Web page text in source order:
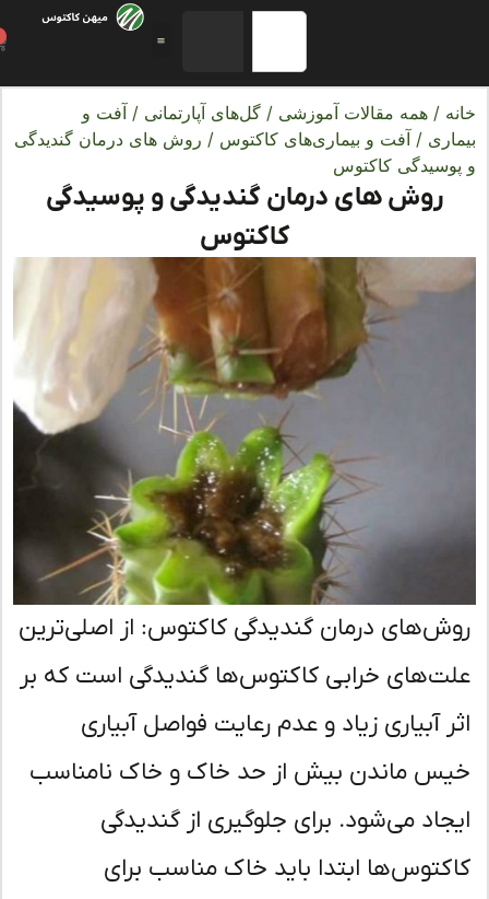
/همه مقالات آموزشی/گل‌های آپارتمانی/آفت و
/ آفت و بیماری‌های کاکتوس/ روش‌ های درمان گندیدگی
کاکتوس
روش‌ های درمان گندیدگی و پوسیدگی
کاکتوس
درمان گندیدگی کاکتوس: از اصلی‌ترین
خرابی کاکتوس‌ها گندیدگی است که بر
آبیاری زیاد و عدم رعایت فواصل آبیاری
ماندن بیش از حد خاک و خاک نامناسب
می‌شود. برای جلوگیری از گندیدگی
ابتدا باید خاک مناسب برای